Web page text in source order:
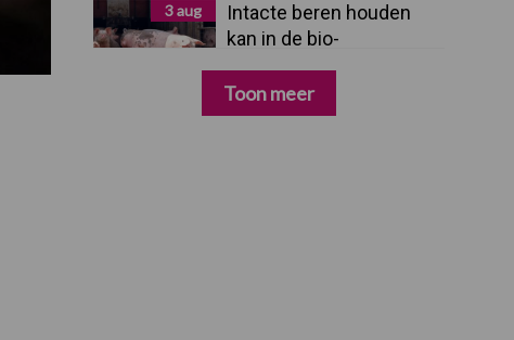
3 aug
Intacte beren houden
kan in de bio-
dan moet alles kloppen
Toon meer